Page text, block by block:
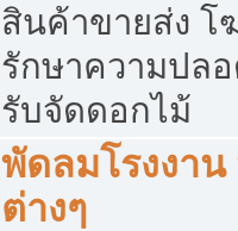
สินค้าขายส่ง
รักษาความปล
รับจัดดอกไม้
พัดลมโรงงา
ต่างๆ